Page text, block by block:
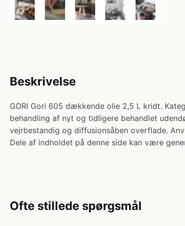
Beskrivelse
GORI Gori 605 dækkende olie 2,5 L kridt.
behandling af nyt og tidligere behandlet
vejrbestandig og diffusionsåben overflade.
Dele af indholdet på denne side kan være
Ofte stillede spørgsmål